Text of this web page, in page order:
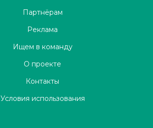
Партнёрам
Реклама
Ищем в команду
О проекте
Контакты
Условия использования